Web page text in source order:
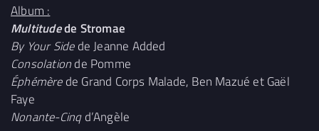
Album :
Multitudede Stromae
By Your Side de Jeanne Added
Consolation de Pomme
Éphémèrede Grand Corps Malade, Ben Mazué et Gaël
Faye
Nonante-Cinqd’Angèle